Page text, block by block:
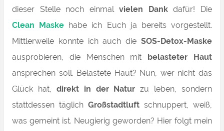
dieser Stelle noch einmalvielen Dankdafür! Die
Clean Maske habe ich Euch ja bereits vorgestellt.
Mittlerweile konnte ich auch die SOS-Detox-Maske
ausprobieren, die Menschen mit belasteter Haut
ansprechen soll. Belastete Haut? Nun, wer nicht das
Glück hat, direkt in der Natur zu leben, sondern
stattdessen täglich Großstadtluft schnuppert, weiß,
was gemeint ist. Neugierig geworden? Hier folgt mein